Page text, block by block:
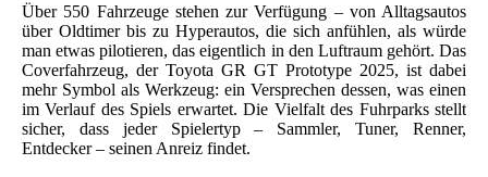
Über 550 Fahrzeuge stehen zur Verfügung – von Alltagsautos
über Oldtimer bis zu Hyperautos, die sich anfühlen, als würde
man etwas pilotieren, das eigentlich in den Luftraum gehört. Das
Coverfahrzeug, der Toyota GR GT Prototype 2025, ist dabei
mehr Symbol als Werkzeug: ein Versprechen dessen, was einen
im Verlauf des Spiels erwartet. Die Vielfalt des Fuhrparks stellt
sicher, dass jeder Spielertyp – Sammler, Tuner, Renner,
Entdecker – seinen Anreiz findet.